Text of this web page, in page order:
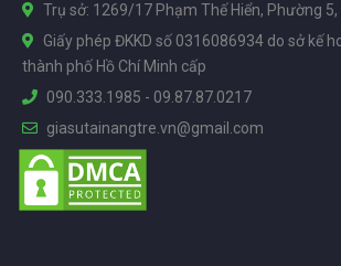
Trụ sở: 1269/17 Phạm Thế Hiển, Phường 5,
Giấy phép ĐKKD số 0316086934 do sở kế
thành phố Hồ Chí Minh cấp
090.333.1985 - 09.87.87.0217
giasutainangtre.vn@gmail.com